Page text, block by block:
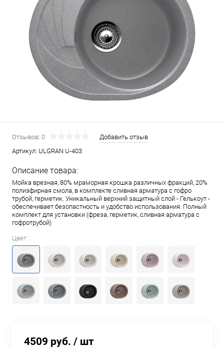
Отзывов: 0
Добавить отзыв
Артикул: ULGRAN U-403
Описание товара:
Мойка врезная, 80% мраморная крошка различных фракций, 20%
полиэфирная смола, в комплекте сливная арматура c гофро
трубой, герметик. Уникальный верхний защитный слой - Гелькоут -
обеспечивает безопастность и удобство использования. Полный
комплект для установки (фреза, герметик, сливная арматура с
гофротрубой)
Цвет :
4509 руб. / шт